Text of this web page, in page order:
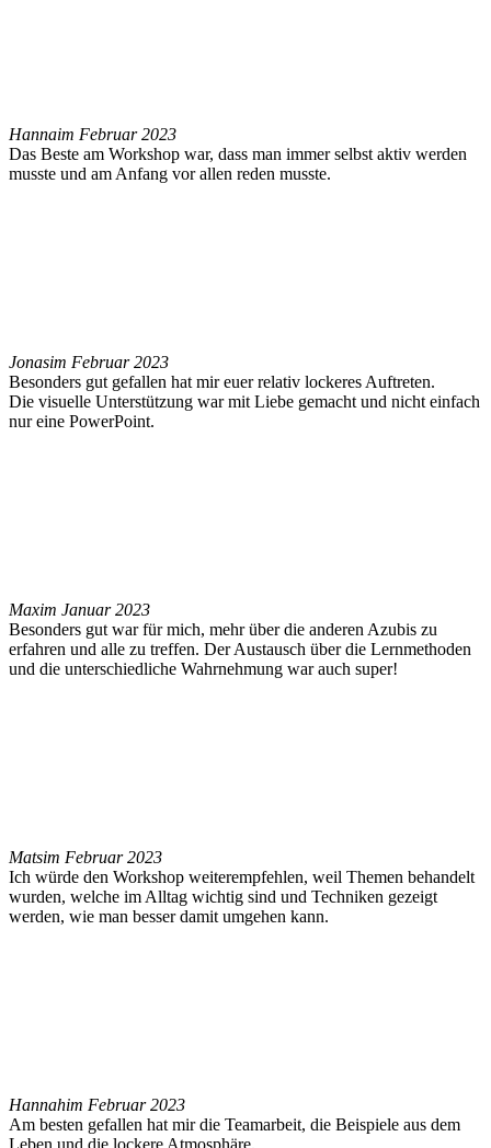
Hannaim Februar 2023
Das Beste am Workshop war, dass man immer selbst aktiv werden
musste und am Anfang vor allen reden musste.
Jonasim Februar 2023
Besonders gut gefallen hat mir euer relativ lockeres Auftreten.
Die visuelle Unterstützung war mit Liebe gemacht und nicht einfach
nur eine PowerPoint.
Maxim Januar 2023
Besonders gut war für mich, mehr über die anderen Azubis zu
erfahren und alle zu treffen. Der Austausch über die Lernmethoden
und die unterschiedliche Wahrnehmung war auch super!
Matsim Februar 2023
Ich würde den Workshop weiterempfehlen, weil Themen behandelt
wurden, welche im Alltag wichtig sind und Techniken gezeigt
werden, wie man besser damit umgehen kann.
Hannahim Februar 2023
Am besten gefallen hat mir die Teamarbeit, die Beispiele aus dem
Leben und die lockere Atmosphäre.